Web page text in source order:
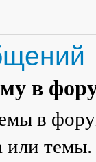
в
в
или